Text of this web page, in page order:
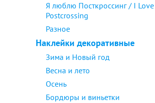
Я люблю Посткроссинг / I Love
Postcrossing
Разное
Наклейки декоративные
Зима и Новый год
Весна и лето
Осень
Бордюры и виньетки